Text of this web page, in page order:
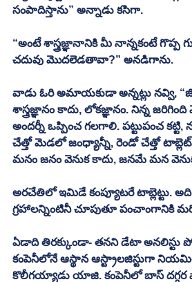
సంపాదిస్తాను” అన్నాడు కసిగా.
“అంటే శాస్త్రజ్ఞానానికి మీ నాన్నకంటే గొప్ప
చదువు మొదలెడతావా?” అనడిగాను.
వాడు ఓరి అమాయకుడా అన్నట్లు నవ్వి,
శాస్త్రజ్ఞానం కాదు, లోకజ్ఞానం. నిన్న
అందర్నీ ఒప్పించ గలగాలి. పట్టుపంచ కట్టి,
చేత్తో మెడలో జంధ్యాన్నీ, రెండో చేత్తో టాబ్లెట్‌నీ పట్టాలి. అప్పుడు
మనం జనం వెనుక కాదు, జనమే మన
అరచేతిలో ఇమిడే కంప్యూటరే టాబ్లెట్టు.
గ్రహాలన్నింటినీ చూపుతూ పంచాంగానికి
ఏడాది తిరక్కుండా- తనని డేటా అనలిస్టు
కంపెనీలోనే ఆస్థాన ఆస్ట్రాలజిస్టుగా
కొలీగయ్యాడు యాజి. కంపెనీలో బాస్ దగ్గర